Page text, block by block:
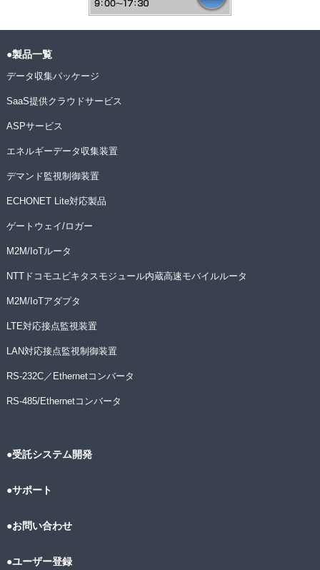
●製品一覧
データ収集パッケージ
SaaS提供クラウドサービス
ASPサービス
エネルギーデータ収集装置
デマンド監視制御装置
ECHONET Lite対応製品
ゲートウェイ/ロガー
M2M/IoTルータ
NTTドコモユビキタスモジュール内蔵高速モバイルルータ
M2M/IoTアダプタ
LTE対応接点監視装置
LAN対応接点監視制御装置
RS-232C／Ethernetコンバータ
RS-485/Ethernetコンバータ
●受託システム開発
●サポート
●お問い合わせ
●ユーザー登録